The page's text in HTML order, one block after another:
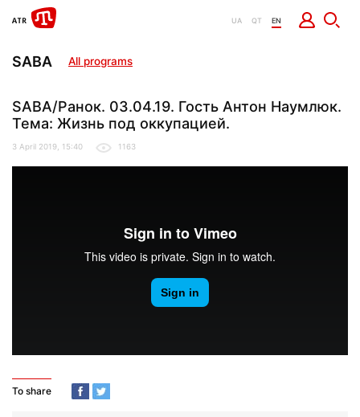
UA QT EN
SABA All programs
SABA/Ранок. 03.04.19. Гость Антон Наумлюк.
Тема: Жизнь под оккупацией.
3 April 2019, 15:40 1163
To share